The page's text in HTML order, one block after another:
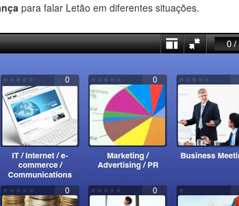
para falar Letão em diferentes situações.